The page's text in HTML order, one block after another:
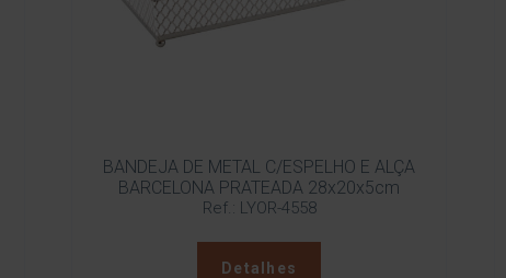
BANDEJA DE METAL C/ESPELHO E ALÇA
BARCELONA PRATEADA 28x20x5cm
Ref.: LYOR-4558
Detalhes